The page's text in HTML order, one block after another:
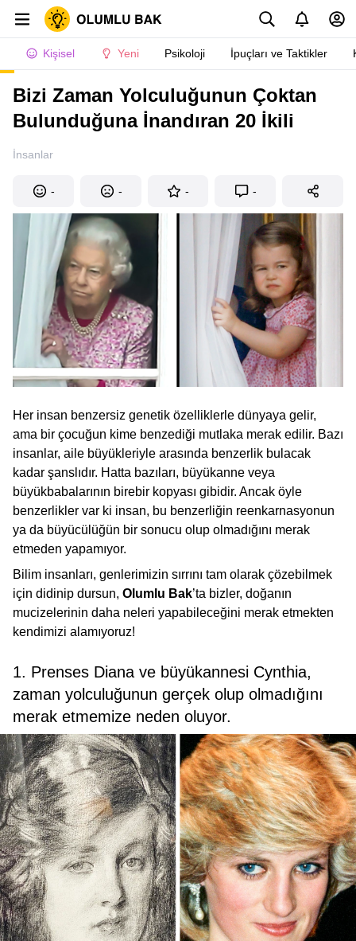
Kişisel Yeni Psikoloji İpuçları ve Taktikler
Bizi Zaman Yolculuğunun Çoktan
Bulunduğuna İnandıran 20 İkili
İnsanlar
- - - -
Her insan benzersiz genetik özelliklerle dünyaya gelir,
ama bir çocuğun kime benzediği mutlaka merak edilir. Bazı
insanlar, aile büyükleriyle arasında benzerlik bulacak
kadar şanslıdır. Hatta bazıları, büyükanne veya
büyükbabalarının birebir kopyası gibidir. Ancak öyle
benzerlikler var ki insan, bu benzerliğin reenkarnasyonun
ya da büyücülüğün bir sonucu olup olmadığını merak
etmeden yapamıyor.
Bilim insanları, genlerimizin sırrını tam olarak çözebilmek
için didinip dursun, Olumlu Bak’ta bizler, doğanın
mucizelerinin daha neleri yapabileceğini merak etmekten
kendimizi alamıyoruz!
1. Prenses Diana ve büyükannesi Cynthia,
zaman yolculuğunun gerçek olup olmadığını
merak etmemize neden oluyor.